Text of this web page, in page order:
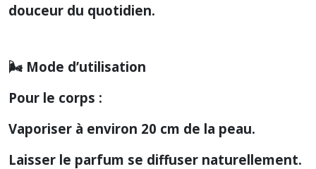
douceur du quotidien.
🌬️ Mode d’utilisation
Pour le corps :
Vaporiser à environ 20 cm de la peau.
Laisser le parfum se diffuser naturellement.